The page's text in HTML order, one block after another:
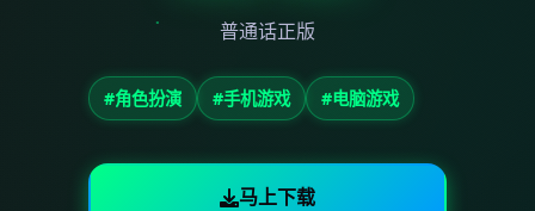
普通话正版
#角色扮演 #手机游戏 #电脑游戏
马上下载